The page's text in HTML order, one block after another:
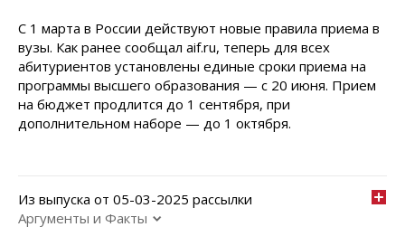
С 1 марта в России действуют новые правила приема в
вузы. Как ранее сообщал aif.ru, теперь для всех
абитуриентов установлены единые сроки приема на
программы высшего образования — с 20 июня. Прием
на бюджет продлится до 1 сентября, при
дополнительном наборе — до 1 октября.
Из выпуска от 05-03-2025 рассылки
Аргументы и Факты